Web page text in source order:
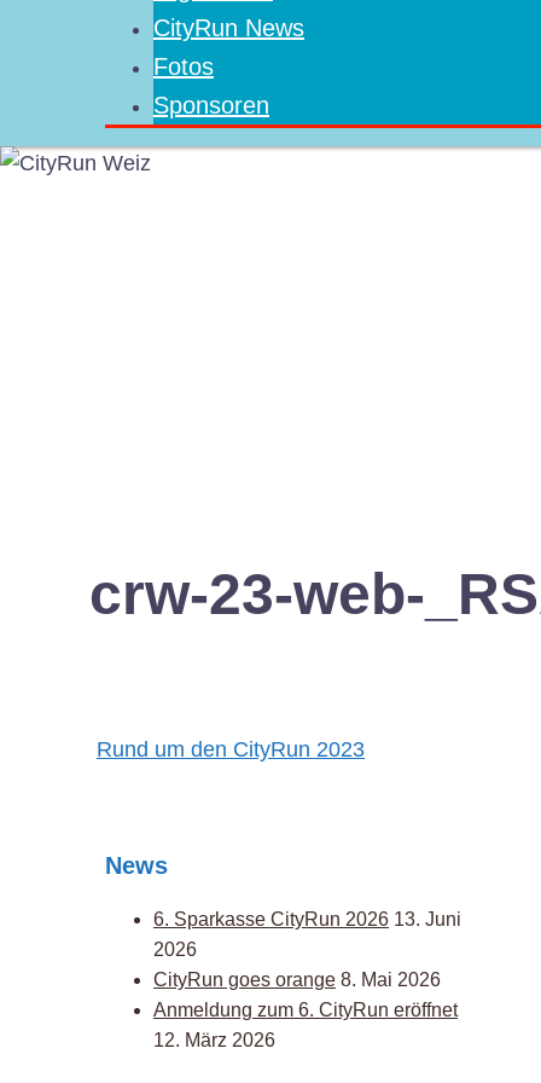
CityRun News
Fotos
Sponsoren
crw-23-web-
Post
Rund um den CityRun 2023
News
6. Sparkasse CityRun 2026 13. Juni
2026
CityRun goes orange 8. Mai 2026
Anmeldung zum 6. CityRun eröffnet
12. März 2026